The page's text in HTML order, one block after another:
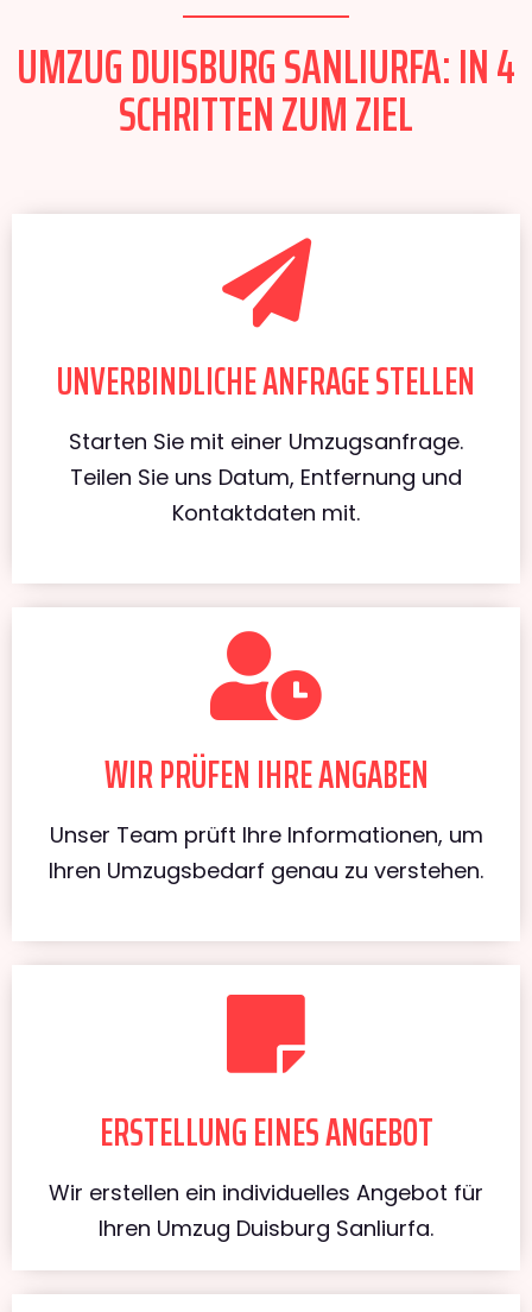
UMZUG DUISBURG SANLIURFA: IN 4
SCHRITTEN ZUM ZIEL
UNVERBINDLICHE ANFRAGE STELLEN
Starten Sie mit einer Umzugsanfrage.
Teilen Sie uns Datum, Entfernung und
Kontaktdaten mit.
WIR PRÜFEN IHRE ANGABEN
Unser Team prüft Ihre Informationen, um
Ihren Umzugsbedarf genau zu verstehen.
ERSTELLUNG EINES ANGEBOT
Wir erstellen ein individuelles Angebot für
Ihren Umzug Duisburg Sanliurfa.